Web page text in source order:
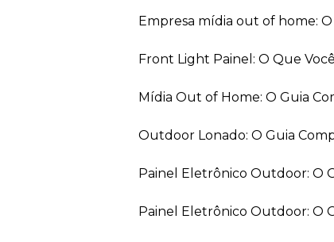
Empresa mídia out of home:
Front Light Painel: O Que
Mídia Out of Home: O Guia
Outdoor Lonado: O Guia
Painel Eletrônico Outdoor: O
Painel Eletrônico Outdoor: O